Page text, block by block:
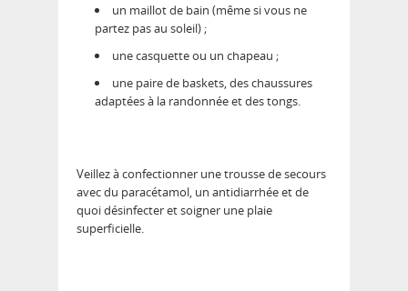
un maillot de bain (même si vous ne
partez pas au soleil) ;
une casquette ou un chapeau ;
une paire de baskets, des chaussures
adaptées à la randonnée et des tongs.
Veillez à confectionner une trousse de secours
avec du paracétamol, un antidiarrhée et de
quoi désinfecter et soigner une plaie
superficielle.